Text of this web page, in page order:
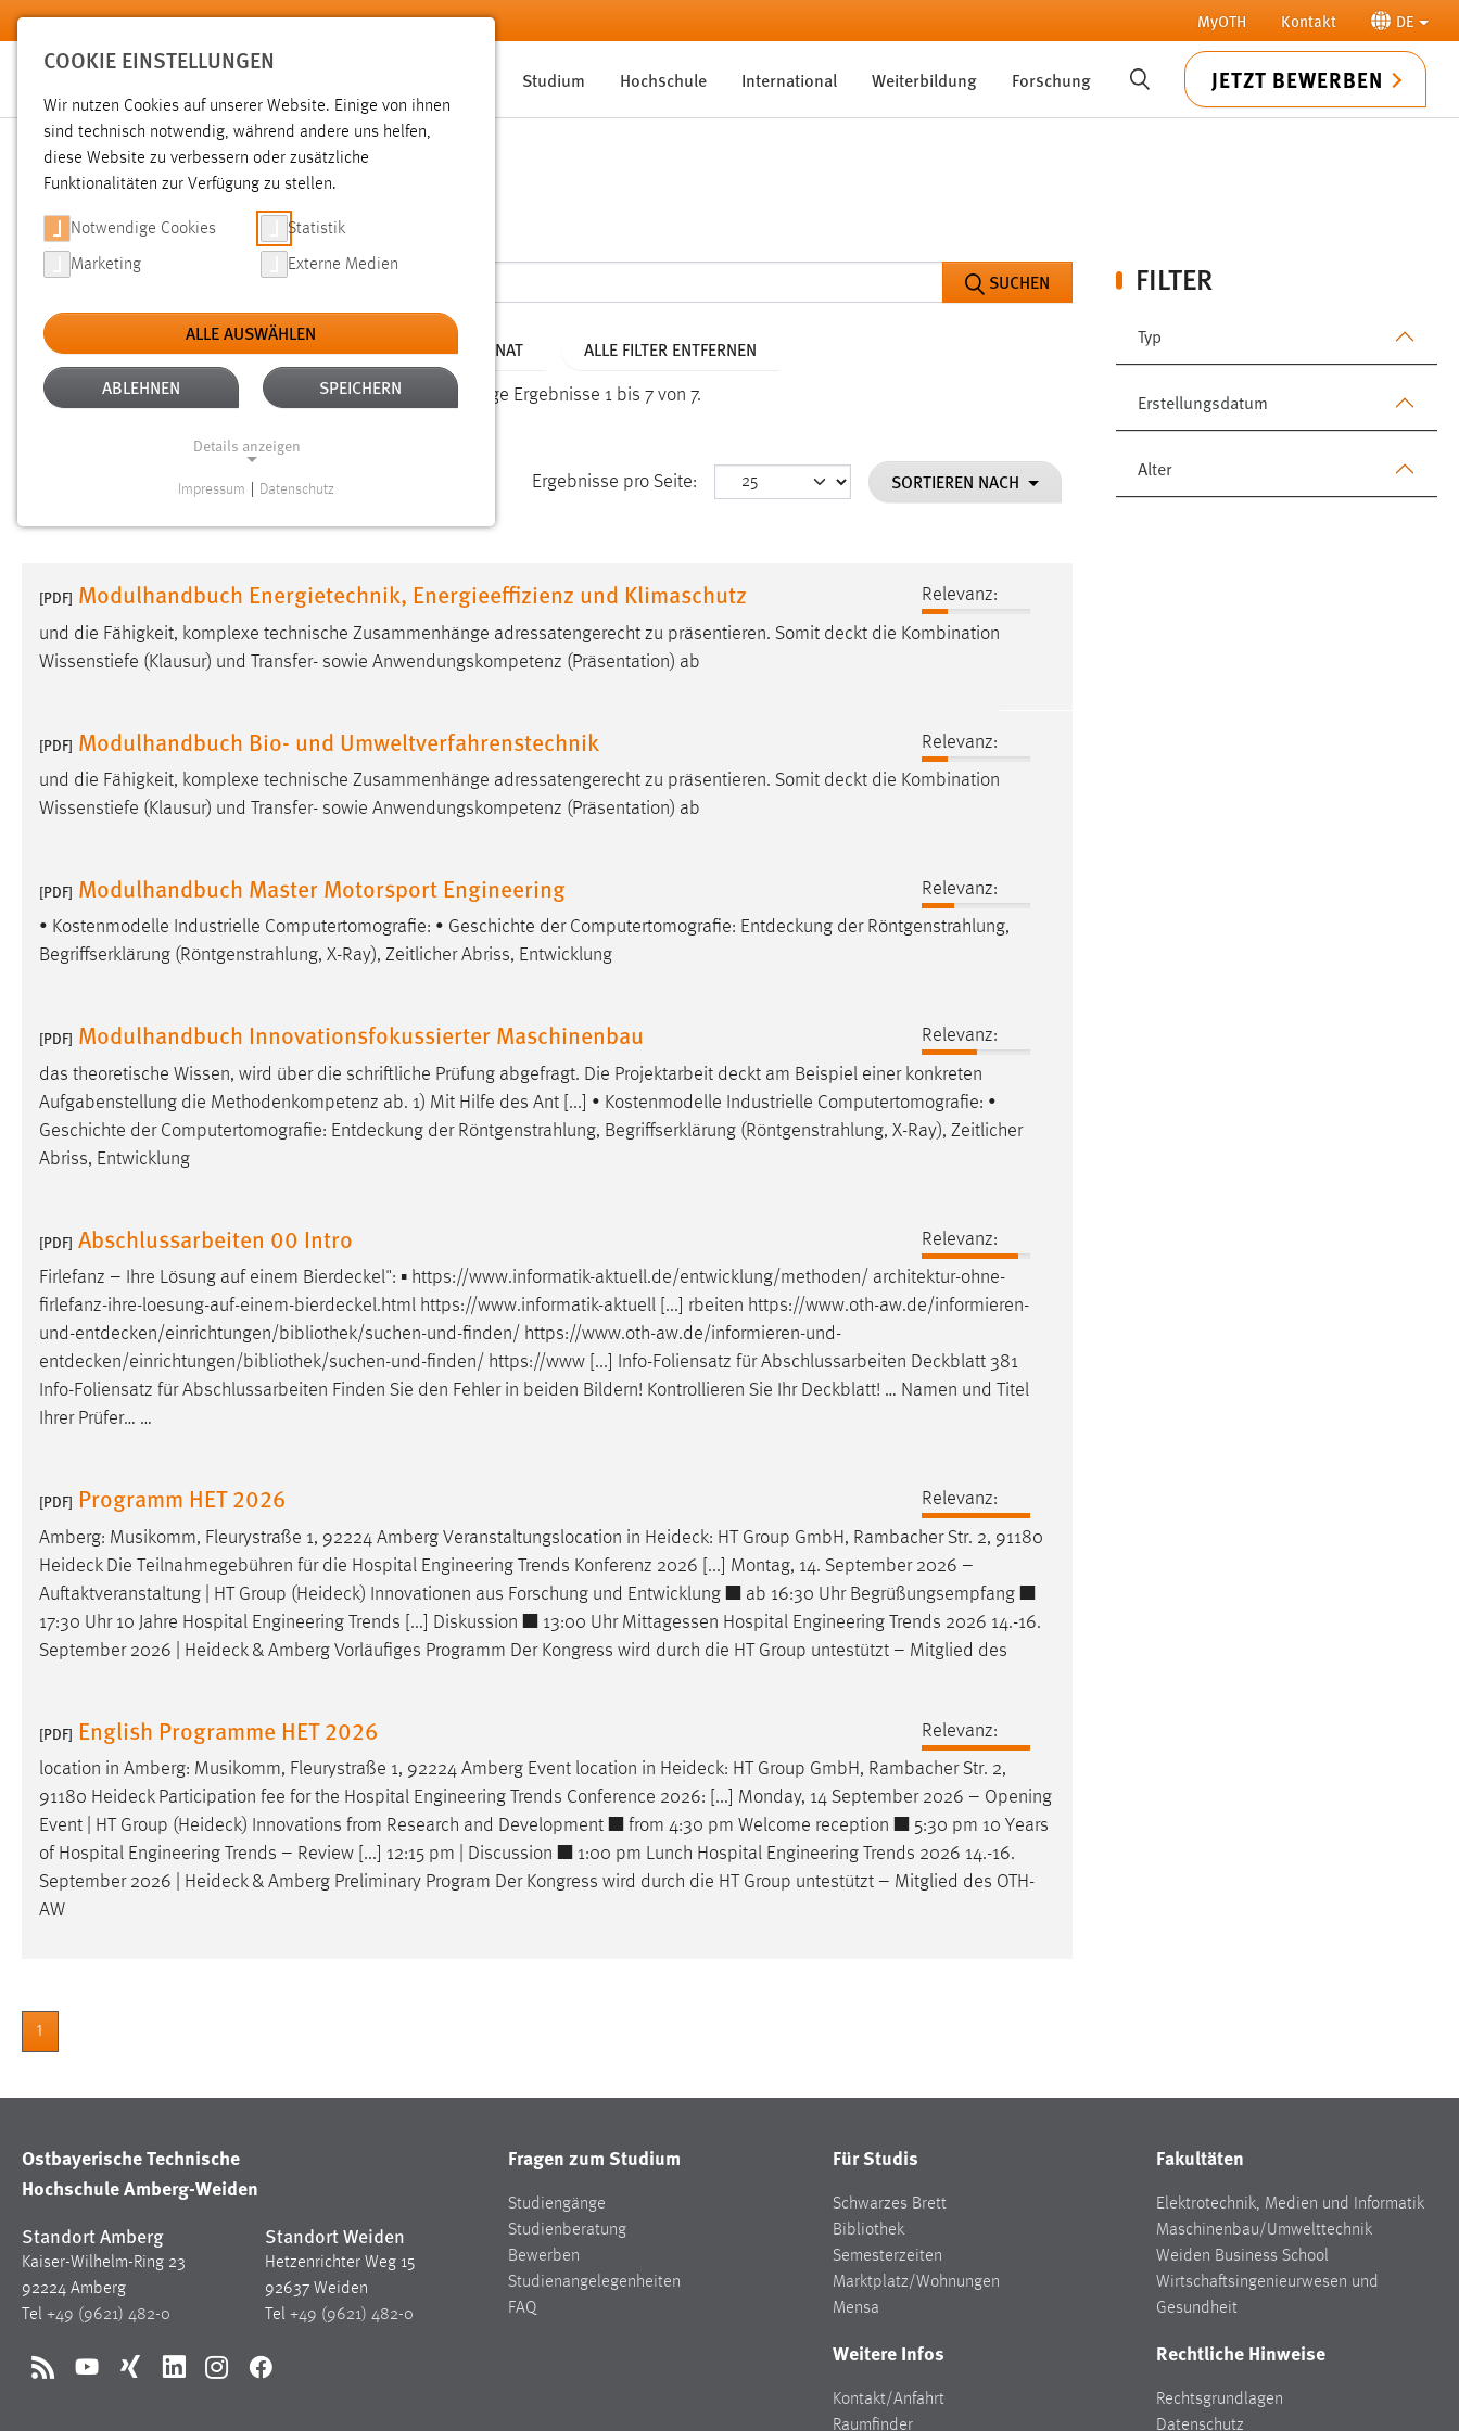
Zum Hauptinhalt springen MyOTH Kontakt DE
Studium Hochschule International Weiterbildung Forschung SUCHE JETZT BEWERBEN
SUCHE
FILTER
Typ
Erstellungsdatum
Alter
SUCHEN
Aktive Filter: TYP: DATEIEN ALTER: 1 WOCHE BIS 1 MONAT ALLE FILTER ENTFERNEN
Gesucht nach "deck". Es wurden 7 Ergebnisse gefunden. Zeige Ergebnisse 1 bis 7 von 7.
Ergebnisse pro Seite: SORTIEREN NACH
[PDF] Modulhandbuch Energietechnik, Energieeffizienz und Klimaschutz
Relevanz:
und die Fähigkeit, komplexe technische Zusammenhänge adressatengerecht zu präsentieren. Somit deckt die Kombination
Wissenstiefe (Klausur) und Transfer- sowie Anwendungskompetenz (Präsentation) ab
[PDF] Modulhandbuch Bio- und Umweltverfahrenstechnik
Relevanz:
und die Fähigkeit, komplexe technische Zusammenhänge adressatengerecht zu präsentieren. Somit deckt die Kombination
Wissenstiefe (Klausur) und Transfer- sowie Anwendungskompetenz (Präsentation) ab
[PDF] Modulhandbuch Master Motorsport Engineering
Relevanz:
• Kostenmodelle Industrielle Computertomografie: • Geschichte der Computertomografie: Entdeckung der Röntgenstrahlung,
Begriffserklärung (Röntgenstrahlung, X-Ray), Zeitlicher Abriss, Entwicklung
[PDF] Modulhandbuch Innovationsfokussierter Maschinenbau
Relevanz:
das theoretische Wissen, wird über die schriftliche Prüfung abgefragt. Die Projektarbeit deckt am Beispiel einer konkreten
Aufgabenstellung die Methodenkompetenz ab. 1) Mit Hilfe des Ant [...] • Kostenmodelle Industrielle Computertomografie: •
Geschichte der Computertomografie: Entdeckung der Röntgenstrahlung, Begriffserklärung (Röntgenstrahlung, X-Ray), Zeitlicher
Abriss, Entwicklung
[PDF] Abschlussarbeiten 00 Intro
Relevanz:
Firlefanz – Ihre Lösung auf einem Bierdeckel": ▪ https://www.informatik-aktuell.de/entwicklung/methoden/ architektur-ohne-
firlefanz-ihre-loesung-auf-einem-bierdeckel.html https://www.informatik-aktuell [...] rbeiten https://www.oth-aw.de/informieren-
und-entdecken/einrichtungen/bibliothek/suchen-und-finden/ https://www.oth-aw.de/informieren-und-
entdecken/einrichtungen/bibliothek/suchen-und-finden/ https://www [...] Info-Foliensatz für Abschlussarbeiten Deckblatt 381
Info-Foliensatz für Abschlussarbeiten Finden Sie den Fehler in beiden Bildern! Kontrollieren Sie Ihr Deckblatt! … Namen und Titel
Ihrer Prüfer… …
[PDF] Programm HET 2026
Relevanz:
Amberg: Musikomm, Fleurystraße 1, 92224 Amberg Veranstaltungslocation in Heideck: HT Group GmbH, Rambacher Str. 2, 91180
HeideckDie Teilnahmegebühren für die Hospital Engineering Trends Konferenz 2026 [...] Montag, 14. September 2026 –
Auftaktveranstaltung | HT Group (Heideck) Innovationen aus Forschung und Entwicklung ■ ab 16:30 Uhr Begrüßungsempfang ■
17:30 Uhr 10 Jahre Hospital Engineering Trends [...] Diskussion ■ 13:00 Uhr Mittagessen Hospital Engineering Trends 2026 14.-16.
September 2026 |
Heideck& Amberg Vorläufiges Programm Der Kongress wird durch die HT Group untestützt – Mitglied des
[PDF] English Programme HET 2026
Relevanz:
location in Amberg: Musikomm, Fleurystraße 1, 92224 Amberg Event location in Heideck: HT Group GmbH, Rambacher Str. 2,
91180 HeideckParticipation fee for the Hospital Engineering Trends Conference 2026: [...] Monday, 14 September 2026 – Opening
Event | HT Group (Heideck) Innovations from Research and Development ■ from 4:30 pm Welcome reception ■ 5:30 pm 10 Years
of Hospital Engineering Trends – Review [...] 12:15 pm | Discussion ■ 1:00 pm Lunch Hospital Engineering Trends 2026 14.-16.
September 2026 |
Heideck& Amberg Preliminary Program Der Kongress wird durch die HT Group untestützt – Mitglied des OTH-
AW
1
Ostbayerische Technische
Hochschule Amberg-Weiden
Standort Amberg
Kaiser-Wilhelm-Ring 23
92224 Amberg
Tel +49 (9621) 482-0
Standort Weiden
Hetzenrichter Weg 15
92637 Weiden
Tel +49 (9621) 482-0
RSS YouTubeXing LinkedInInstagramFacebook
Fragen zum Studium
Studiengänge
Studienberatung
Bewerben
Studienangelegenheiten
FAQ
Für Studis
Schwarzes Brett
Bibliothek
Semesterzeiten
Marktplatz/Wohnungen
Mensa
Fakultäten
Elektrotechnik, Medien und Informatik
Maschinenbau/Umwelttechnik
Weiden Business School
Wirtschaftsingenieurwesen und
Gesundheit
Weitere Infos
Kontakt/Anfahrt
Raumfinder
Rechtliche Hinweise
Rechtsgrundlagen
Datenschutz
COOKIE EINSTELLUNGEN
Wir nutzen Cookies auf unserer Website. Einige von ihnen
sind technisch notwendig, während andere uns helfen,
diese Website zu verbessern oder zusätzliche
Funktionalitäten zur Verfügung zu stellen.
Notwendige Cookies Statistik
Marketing Externe Medien
ALLE AUSWÄHLEN
ABLEHNEN SPEICHERN
Details anzeigen
Website erforderlich.
Einverständnis
Zweck:
Dieser Cookie speichert die
ausgewählten Einverständnis-Optionen
des Benutzers
Cookie Laufzeit: 1 Jahr
Performance
Name: staticfilecache
Zweck:
Für performante Seitenauslieferung wird
Sprachpräferenz
Name: site-language-preference
Zweck:
Cookie Laufzeit:
Chat
Name:
MibewSessionID, MIBEW_UserID,
mibew_locale, mibew-chat-frame-style-
5e9dbeb1811c0446
Zweck:
style-5e9dbeb1811c0446 =
Sitzungslaufzeit, mibew_locale = 3
Login
Name: fe_user, be_user, be_lastLoginProvider
der Website einloggen zu können.
Cookie Laufzeit: 24 Stunden
STATISTIK
Statistik Cookies erfassen Informationen anonym.
Diese Informationen helfen uns zu verstehen, wie
Marketing Cookies werden von Drittanbietern
verwendet, um personalisierte Werbung anzuzeigen.
Sie tun dies, indem sie Besucher über Websites
hinweg verfolgen.
Google Ads
Impressum Datenschutz